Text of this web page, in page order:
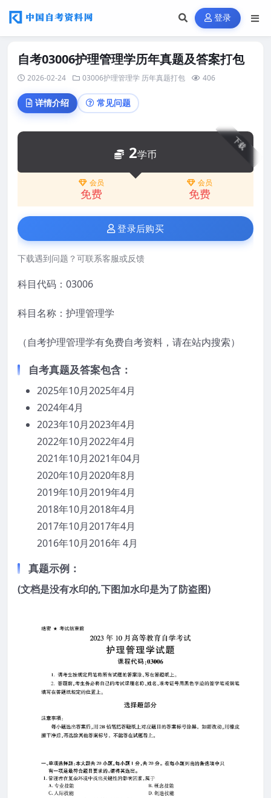
登录
自考03006护理管理学历年真题及答案打包
2026-02-24 03006护理管理学 历年真题打包 406
详情介绍 常见问题
下载
2学币
会员
免费
会员
免费
登录后购买
下载遇到问题？可联系客服或反馈
科目代码：03006
科目名称：护理管理学
（自考护理管理学有免费自考资料，请在站内搜索）
自考真题及答案包含：
2025年10月2025年4月
2024年4月
2023年10月2023年4月
2022年10月2022年4月
2021年10月2021年04月
2020年10月2020年8月
2019年10月2019年4月
2018年10月2018年4月
2017年10月2017年4月
2016年10月2016年 4月
真题示例：
(文档是没有水印的,下图加水印是为了防盗图)